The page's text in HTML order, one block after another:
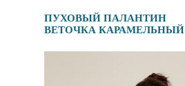
ПУХОВЫЙ ПАЛАНТИН
ВЕТОЧКА КАРАМЕЛЬНЫЙ